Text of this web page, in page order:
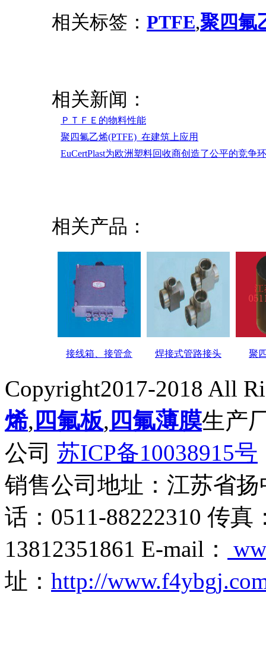
相关标签： PTFE,聚四氟
相关新闻：
ＰＴＦＥ的物料性能
聚四氟乙烯(PTFE) 在建筑上应用
EuCertPlast为欧洲塑料回收商创造了公平的竞争
相关产品：
接线箱、接管盒 焊接式管路接头 聚
Copyright2017-2018 All
烯, 四氟板, 四氟薄膜生产
公司 苏ICP备10038915号
销售公司地址：江苏省
话：0511-88222310 传真
13812351861 E-mail：
址： http://